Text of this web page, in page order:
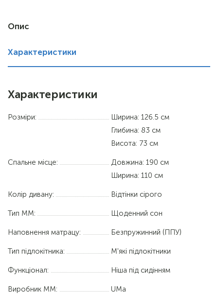
Опис
Характеристики
Характеристики
Розміри:
Ширина: 126.5 см
Глибина: 83 см
Висота: 73 см
Спальне місце: Довжина: 190 см
Ширина: 110 см
Колір дивану: Відтінки сірого
Тип ММ: Щоденний сон
Наповнення матрацу: Безпружинний (ППУ)
Тип підлокітника: М'які підлокітники
Функціонал: Ніша під сидінням
Виробник ММ: UMa